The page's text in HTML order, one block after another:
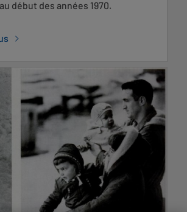
début des années 1970.